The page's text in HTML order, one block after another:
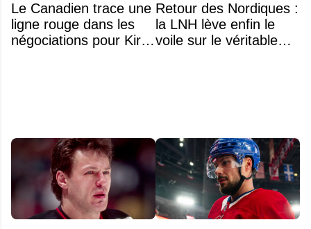
Le Canadien trace une
ligne rouge dans les
négociations pour Kirill
Retour des Nordiques :
la LNH lève enfin le
voile sur le véritable